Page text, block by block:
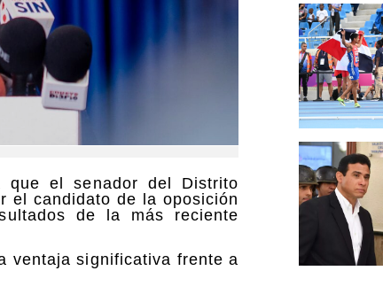
que el senador del Distrito
el candidato de la oposición
de la más reciente
ventaja significativa frente a